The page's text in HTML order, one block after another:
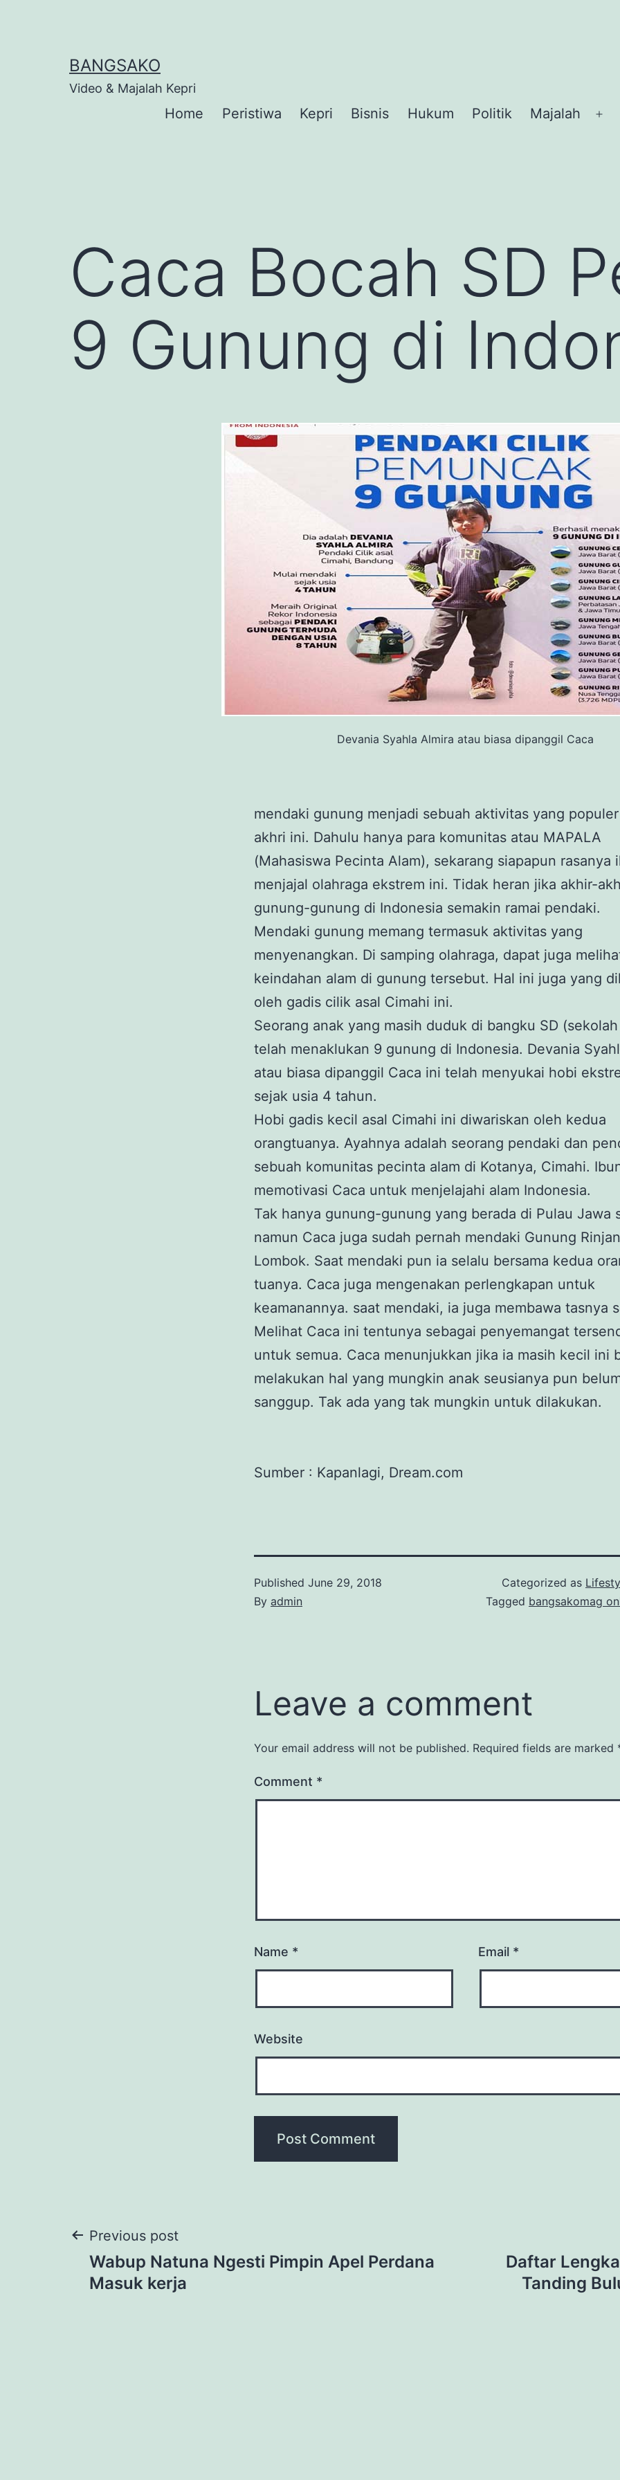
BANGSAKO
Video & Majalah Kepri
Home Peristiwa Kepri Bisnis Hukum Politik Majalah
Caca Bocah SD
9 Gunung di
Devania Syahla Almira atau biasa dipanggil Caca
mendaki gunung menjadi sebuah aktivitas yang
akhri ini. Dahulu hanya para komunitas atau MAPALA
(Mahasiswa Pecinta Alam), sekarang siapapun rasanya
menjajal olahraga ekstrem ini. Tidak heran jika akhir-
gunung-gunung di Indonesia semakin ramai pendaki.
Mendaki gunung memang termasuk aktivitas yang
menyenangkan. Di samping olahraga, dapat juga
keindahan alam di gunung tersebut. Hal ini juga yang
oleh gadis cilik asal Cimahi ini.
Seorang anak yang masih duduk di bangku SD (sekolah
telah menaklukan 9 gunung di Indonesia. Devania
atau biasa dipanggil Caca ini telah menyukai hobi
sejak usia 4 tahun.
Hobi gadis kecil asal Cimahi ini diwariskan oleh kedua
orangtuanya. Ayahnya adalah seorang pendaki dan
sebuah komunitas pecinta alam di Kotanya, Cimahi.
memotivasi Caca untuk menjelajahi alam Indonesia.
Tak hanya gunung-gunung yang berada di Pulau Jawa
namun Caca juga sudah pernah mendaki Gunung
Lombok. Saat mendaki pun ia selalu bersama kedua
tuanya. Caca juga mengenakan perlengkapan untuk
keamanannya. saat mendaki, ia juga membawa tasnya
Melihat Caca ini tentunya sebagai penyemangat
untuk semua. Caca menunjukkan jika ia masih kecil ini
melakukan hal yang mungkin anak seusianya pun
sanggup. Tak ada yang tak mungkin untuk dilakukan.
Sumber : Kapanlagi, Dream.com
Published June 29, 2018
By admin
Categorized as
Tagged bangsakomag
Leave a comment
Your email address will not be published. Required fields are marked
Comment *
Name * Email *
Website
Post
navigation
Previous post
Wabup Natuna Ngesti Pimpin Apel Perdana
Masuk kerja
Daftar
Tanding